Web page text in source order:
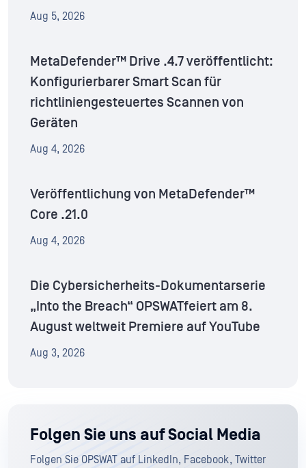
Aug 5, 2026
MetaDefender™ Drive .4.7 veröffentlicht:
Konfigurierbarer Smart Scan für
richtliniengesteuertes Scannen von
Geräten
Aug 4, 2026
Veröffentlichung von MetaDefender™
Core .21.0
Aug 4, 2026
Die Cybersicherheits-Dokumentarserie
„Into the Breach“ OPSWATfeiert am 8.
August weltweit Premiere auf YouTube
Aug 3, 2026
Folgen Sie uns auf Social Media
Folgen Sie OPSWAT auf LinkedIn, Facebook, Twitter